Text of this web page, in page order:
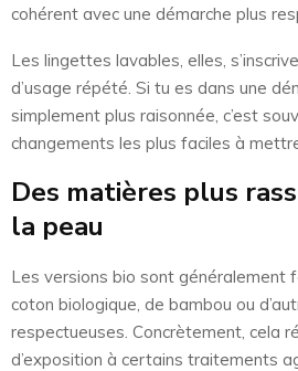
cohérent avec une démarche plus
Les lingettes lavables, elles,
d’usage répété. Si tu es dans une
simplement plus raisonnée, c’est
changements les plus faciles à
Des matières plus
la peau
Les versions bio sont généralement
coton biologique, de bambou ou
respectueuses. Concrètement, cela
d’exposition à certains traitements